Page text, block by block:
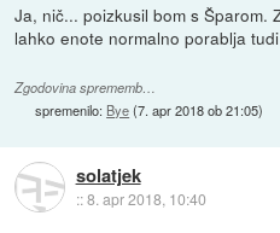
Ja, nič... poizkusil bom s Šparom.
lahko enote normalno porablja
Zgodovina sprememb…
spremenilo: Bye(7. apr 2018 ob 21:05)
solatjek
::8. apr 2018, 10:40